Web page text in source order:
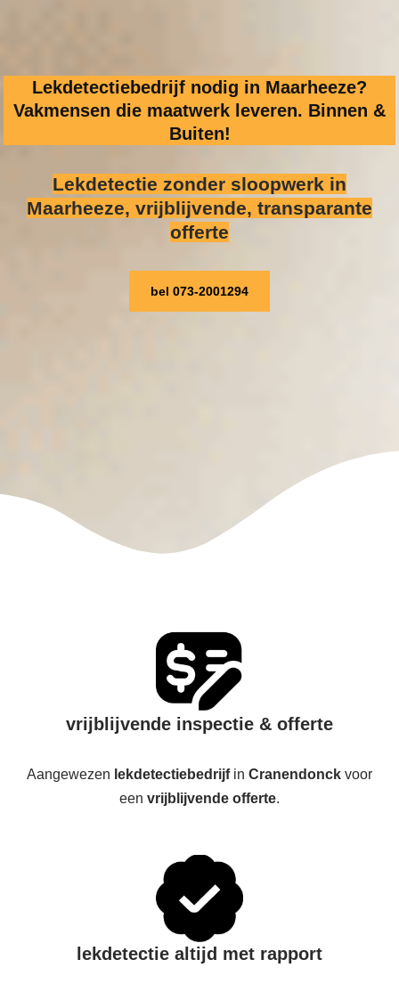
Lekdetectiebedrijf nodig in Maarheeze?
Vakmensen die maatwerk leveren. Binnen &
Buiten!
Lekdetectie zonder sloopwerk in
Maarheeze, vrijblijvende, transparante
offerte
bel 073-2001294
vrijblijvende inspectie & offerte
Aangewezen lekdetectiebedrijfin Cranendonck voor
een vrijblijvende offerte.
lekdetectie altijd met rapport